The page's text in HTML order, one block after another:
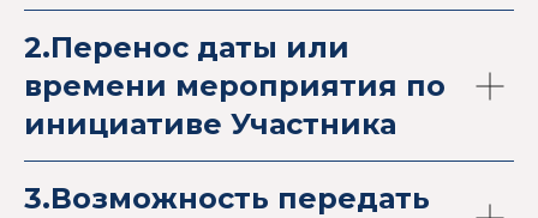
2.Перенос даты или
времени мероприятия по
инициативе Участника
3.Возможность передать